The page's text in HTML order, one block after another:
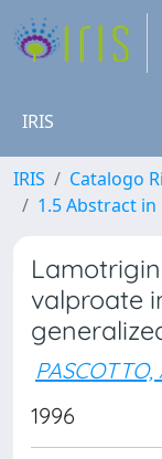
IRIS
IRIS Catalogo
1.5 Abstract
valproate
1996